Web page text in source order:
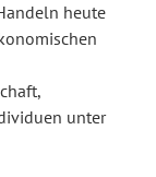
heute
unter